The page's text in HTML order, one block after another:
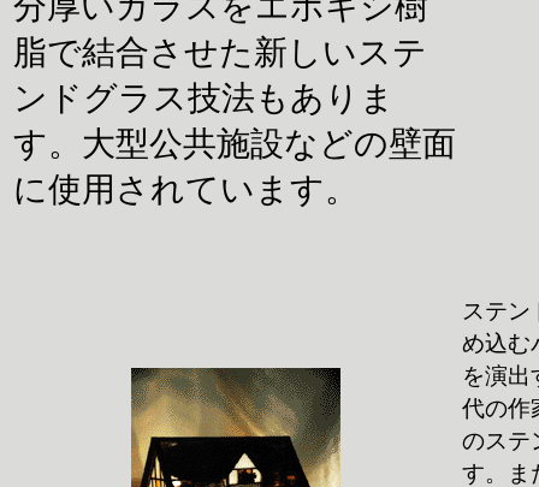
脂で結合させた新しいステ
ンドグラス技法もありま
す。大型公共施設などの壁面
に使用されています。
ステ
め込む
を演出
代の作
のステ
す。ま